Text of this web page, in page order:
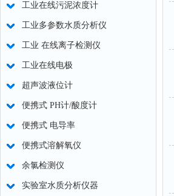
工业在线污泥浓度计
工业多参数水质分析仪
工业 在线离子检测仪
工业在线电极
超声波液位计
便携式 PH计/酸度计
便携式 电导率
便携式溶解氧仪
余氯检测仪
实验室水质分析仪器